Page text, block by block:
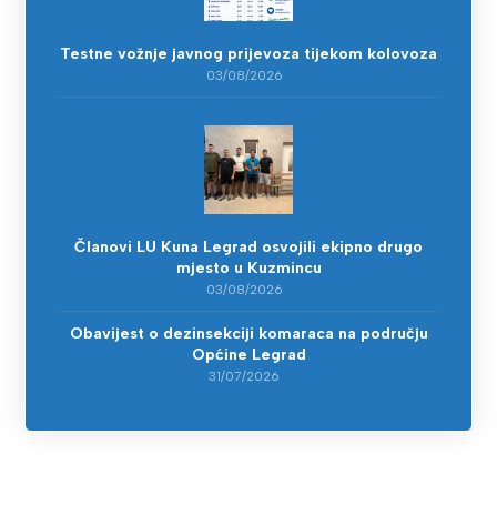
Testne vožnje javnog prijevoza tijekom kolovoza
03/08/2026
Članovi LU Kuna Legrad osvojili ekipno drugo
mjesto u Kuzmincu
03/08/2026
Obavijest o dezinsekciji komaraca na području
Općine Legrad
31/07/2026